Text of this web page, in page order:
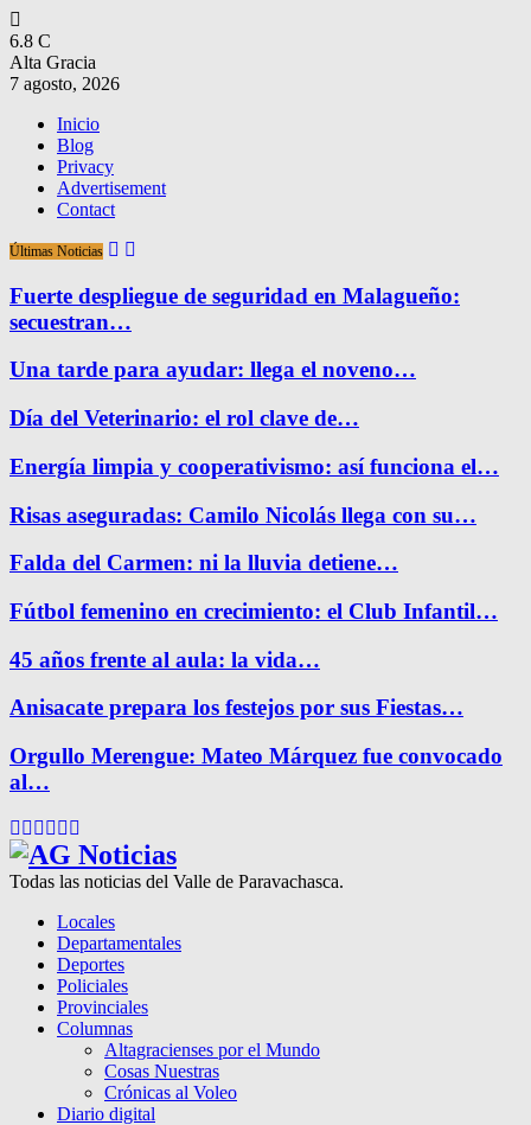
6.8 C
Alta Gracia
7 agosto, 2026
Inicio
Blog
Privacy
Advertisement
Contact
Últimas Noticias
Fuerte despliegue de seguridad en Malagueño:
secuestran…
Una tarde para ayudar: llega el noveno…
Día del Veterinario: el rol clave de…
Energía limpia y cooperativismo: así funciona el…
Risas aseguradas: Camilo Nicolás llega con su…
Falda del Carmen: ni la lluvia detiene…
Fútbol femenino en crecimiento: el Club Infantil…
45 años frente al aula: la vida…
Anisacate prepara los festejos por sus Fiestas…
Orgullo Merengue: Mateo Márquez fue convocado
al…
Facebook
Twitter
Instagram
Pinterest
Google
Todas las noticias del Valle de Paravachasca.
Locales
Departamentales
Deportes
Policiales
Provinciales
Columnas
Altagracienses por el Mundo
Cosas Nuestras
Crónicas al Voleo
Diario digital